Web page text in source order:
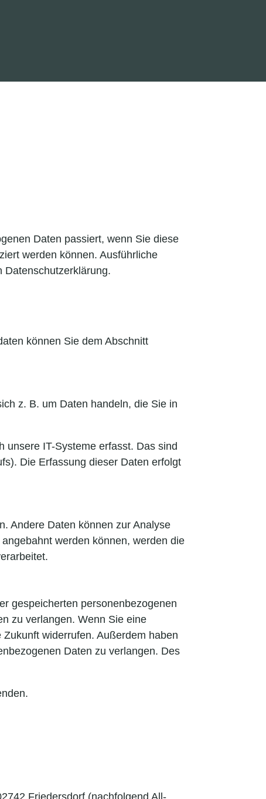
Daten passiert, wenn Sie diese
werden können. Ausführliche
Datenschutzerklärung.
können Sie dem Abschnitt
z. B. um Daten handeln, die Sie in
unsere IT-Systeme erfasst. Das sind
Die Erfassung dieser Daten erfolgt
Andere Daten können zur Analyse
werden können, werden die
gespeicherten personenbezogenen
zu verlangen. Wenn Sie eine
widerrufen. Außerdem haben
Daten zu verlangen. Des